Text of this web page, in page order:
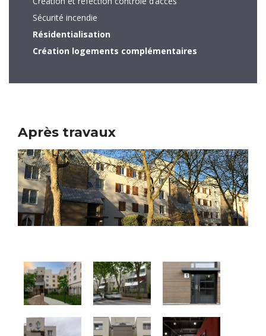
Sécurité incendie
Résidentialisation
Création logements complémentaires
Après travaux